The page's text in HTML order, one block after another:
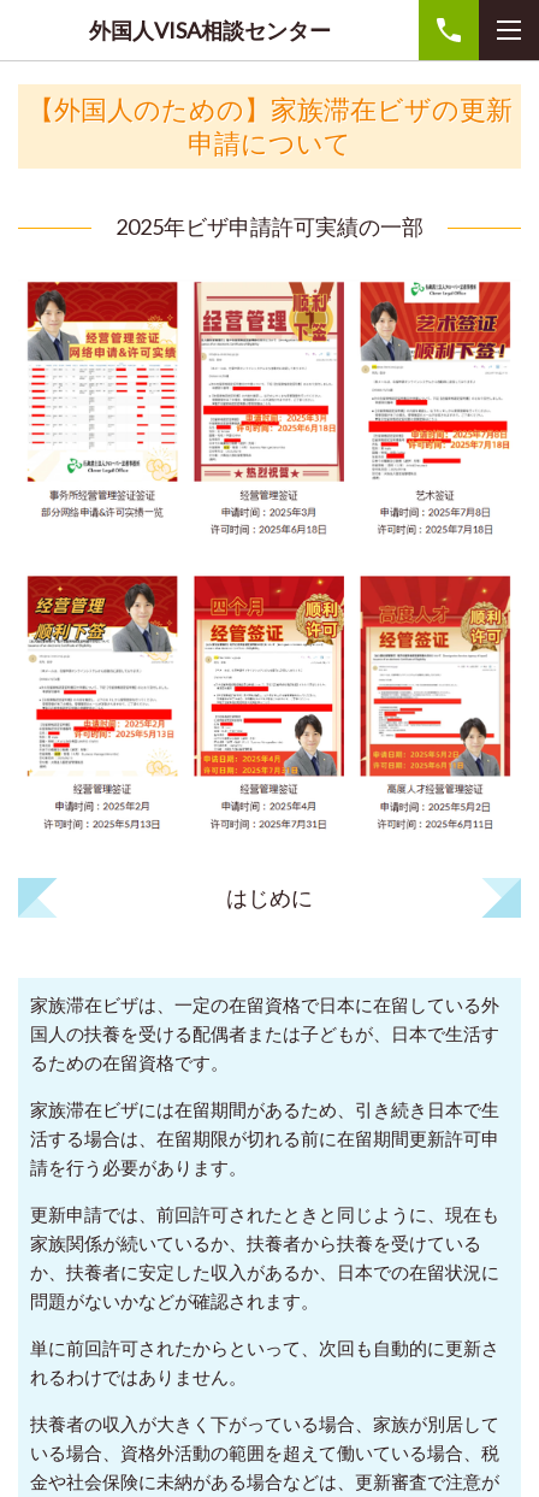
外国人VISA相談センター
【外国人のための】 家族滞在ビザの更新
申請について
2025年ビザ申請許可実績の一部
はじめに
家族滞在ビザは、一定の在留資格で日本に在留している外
国人の扶養を受ける配偶者または子どもが、日本で生活す
るための在留資格です。
家族滞在ビザには在留期間があるため、引き続き日本で生
活する場合は、在留期限が切れる前に在留期間更新許可申
請を行う必要があります。
更新申請では、前回許可されたときと同じように、現在も
家族関係が続いているか、扶養者から扶養を受けている
か、扶養者に安定した収入があるか、日本での在留状況に
問題がないかなどが確認されます。
単に前回許可されたからといって、次回も自動的に更新さ
れるわけではありません。
扶養者の収入が大きく下がっている場合、家族が別居して
いる場合、資格外活動の範囲を超えて働いている場合、税
金や社会保険に未納がある場合などは、更新審査で注意が